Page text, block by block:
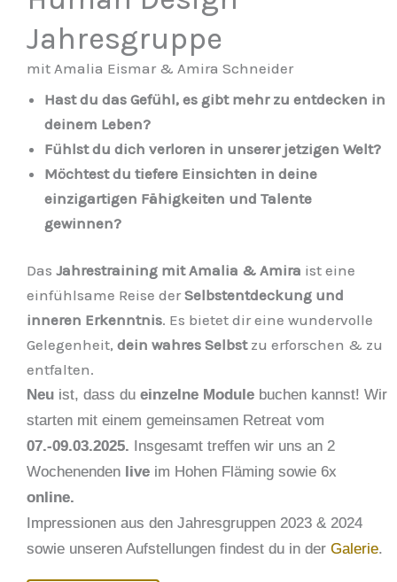
Jahresgruppe
mit Amalia Eismar & Amira Schneider
Hast du das Gefühl, es gibt mehr zu entdecken in
deinem Leben?
Fühlst du dich verloren in unserer jetzigen Welt?
Möchtest du tiefere Einsichten in deine
einzigartigen Fähigkeiten und Talente
gewinnen?
Das Jahrestraining mit Amalia & Amira ist eine
einfühlsame Reise derSelbstentdeckung und
inneren Erkenntnis. Es bietet dir eine wundervolle
Gelegenheit, dein wahres Selbstzu erforschen & zu
entfalten.
Neu ist, dass du einzelne Module buchen kannst! Wir
starten mit einem gemeinsamen Retreat vom
07.-09.03.2025. Insgesamt treffen wir uns an 2
Wochenenden live im Hohen Fläming sowie 6x
online.
Impressionen aus den Jahresgruppen 2023 & 2024
sowie unseren Aufstellungen findest du in der Galerie.